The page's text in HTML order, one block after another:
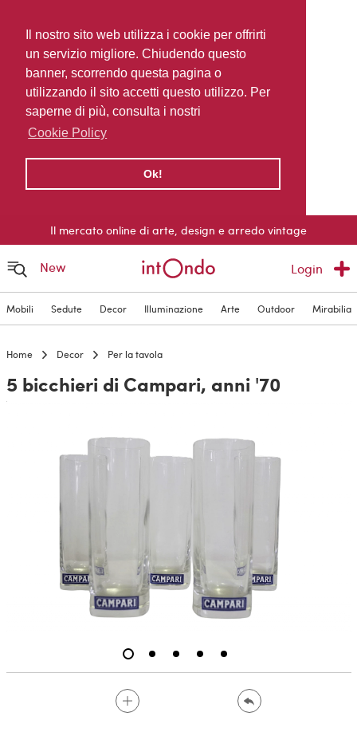
Il nostro sito web utilizza i cookie per offrirti
un servizio migliore. Chiudendo questo
banner, scorrendo questa pagina o
utilizzando il sito accetti questo utilizzo. Per
saperne di più, consulta i nostri
Cookie Policy
Ok!
Il mercato online di arte, design e arredo vintage
New Login
Mobili Sedute Decor Illuminazione Arte Outdoor Mirabilia
Home Decor Per la tavola
5 bicchieri di Campari, anni '70